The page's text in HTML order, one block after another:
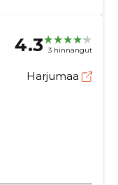
4.3 3 hinnangut
Harjumaa